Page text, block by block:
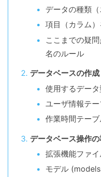
データの種類
項目（カラム
ここまでの疑
名のルール
データベースの作成
使用するデー
ユーザ情報テ
作業時間テー
データベース操作
拡張機能ファ
モデル